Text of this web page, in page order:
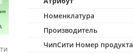
15+ лет опыта в контроле качества
Защита от подделок по стандартам CMA
Номенклатура
Производитель
ЧипСити Номер продукта